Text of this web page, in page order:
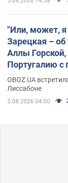
"Или, может, я
Зарецкая –
Аллы Горской,
Португалию с
OBOZ.UA
Лиссабоне
5.08.2026 04:00